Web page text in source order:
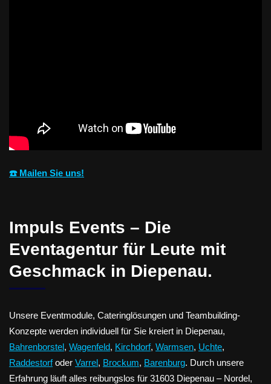
☎️ Mailen Sie uns!
Impuls Events – Die
Eventagentur für Leute mit
Geschmack in Diepenau.
Unsere Eventmodule, Cateringlösungen und Teambuilding-
Konzepte werden individuell für Sie kreiert in Diepenau,
Bahrenborstel, Wagenfeld, Kirchdorf, Warmsen, Uchte,
Raddestorfoder Varrel, Brockum, Barenburg. Durch unsere
Erfahrung läuft alles reibungslos für 31603 Diepenau – Nordel,